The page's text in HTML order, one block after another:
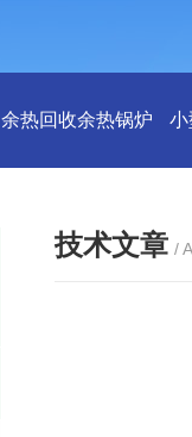
余热回收余热锅炉 小
技术文章 /